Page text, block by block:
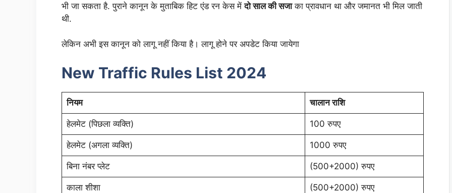
भी जा सकता है. पुराने कानून के मुताबिक हिट एंड रन केस मेंदो साल की सजाका प्रावधान था और जमानत भी मिल जाती
थी.
लेकिन अभी इस कानून को लागू नहीं किया है। लागू होने पर अपडेट किया जायेगा
New Traffic Rules List 2024
नियम चालान राशि
हेलमेट (पिछला व्यक्ति) 100 रुपए
हेलमेट (अगला व्यक्ति) 1000 रुपए
बिना नंबर प्लेट (500+2000) रुपए
काला शीशा (500+2000) रुपए